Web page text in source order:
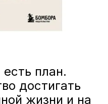
план.
достигать
жизни и на